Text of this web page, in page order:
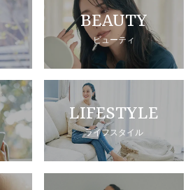
BEAUTY
ビューティ
LIFESTYLE
ライフスタイル